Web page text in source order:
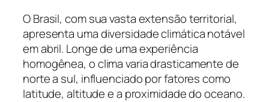
O Brasil, com sua vasta extensão territorial,
apresenta uma diversidade climática notável
em abril. Longe de uma experiência
homogênea, o clima varia drasticamente de
norte a sul, influenciado por fatores como
latitude, altitude e a proximidade do oceano.